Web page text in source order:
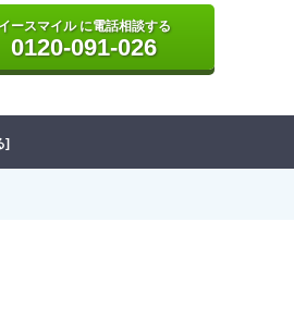
イースマイル に電話相談する
0120-091-026
]